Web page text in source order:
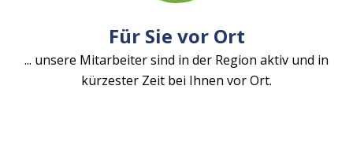
Für Sie vor Ort
... unsere Mitarbeiter sind in der Region aktiv und in
kürzester Zeit bei Ihnen vor Ort.